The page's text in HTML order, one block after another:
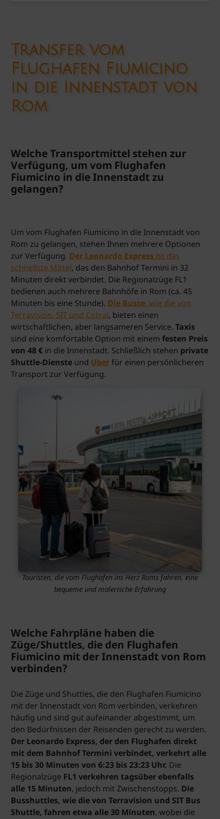
Transfer vom
Flughafen Fiumicino
in die Innenstadt von
Rom
Welche Transportmittel stehen zur
Verfügung, um vom Flughafen
Fiumicino in die Innenstadt zu
gelangen?
Um vom Flughafen Fiumicino in die Innenstadt von
Rom zu gelangen, stehen Ihnen mehrere Optionen
zur Verfügung. Der Leonardo Express ist das
schnellste Mittel, das den Bahnhof Termini in 32
Minuten direkt verbindet. Die Regionalzüge FL1
bedienen auch mehrere Bahnhöfe in Rom (ca. 45
Minuten bis eine Stunde). Die Busse, wie die von
Terravision, SIT und Cotral, bieten einen
wirtschaftlichen, aber langsameren Service.Taxis
sind eine komfortable Option mit einemfesten Preis
von 48 € in die Innenstadt. Schließlich stehen private
Shuttle-Dienste und Uberfür einen persönlicheren
Transport zur Verfügung.
Touristen, die vom Flughafen ins Herz Roms fahren, eine
bequeme und malerische Erfahrung
Welche Fahrpläne haben die
Züge/Shuttles, die den Flughafen
Fiumicino mit der Innenstadt von Rom
verbinden?
Die Züge und Shuttles, die den Flughafen Fiumicino
mit der Innenstadt von Rom verbinden, verkehren
häufig und sind gut aufeinander abgestimmt, um
den Bedürfnissen der Reisenden gerecht zu werden.
Der Leonardo Express, der den Flughafen direkt
mit dem Bahnhof Termini verbindet, verkehrt alle
15 bis 30 Minuten von 6:23 bis 23:23 Uhr. Die
Regionalzüge FL1 verkehren tagsüber ebenfalls
alle 15 Minuten, jedoch mit Zwischenstopps. Die
Busshuttles, wie die von Terravision und SIT Bus
Shuttle, fahren etwa alle 30 Minuten, wobei die